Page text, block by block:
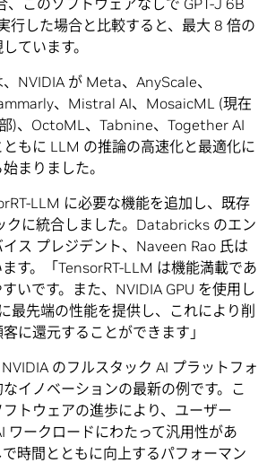
行した場合と比較すると、最大 8 倍の
ています。
NVIDIA が Meta、AnyScale、
、Mistral AI、MosaicML (現在
)、OctoML、Tabnine、Together AI
もに LLM の推論の高速化と最適化に
まりました。
LLM に必要な機能を追加し、既存
クに統合しました。Databricks のエン
ス プレジデント、Naveen Rao 氏は
す。「TensorRT-LLM は機能満載であ
いです。また、NVIDIA GPU を使用し
最先端の性能を提供し、これにより削
に還元することができます」
のフルスタック AI プラットフォ
イノベーションの最新の例です。こ
トウェアの進歩により、ユーザー
ワークロードにわたって汎用性があ
時間とともに向上するパフォーマン